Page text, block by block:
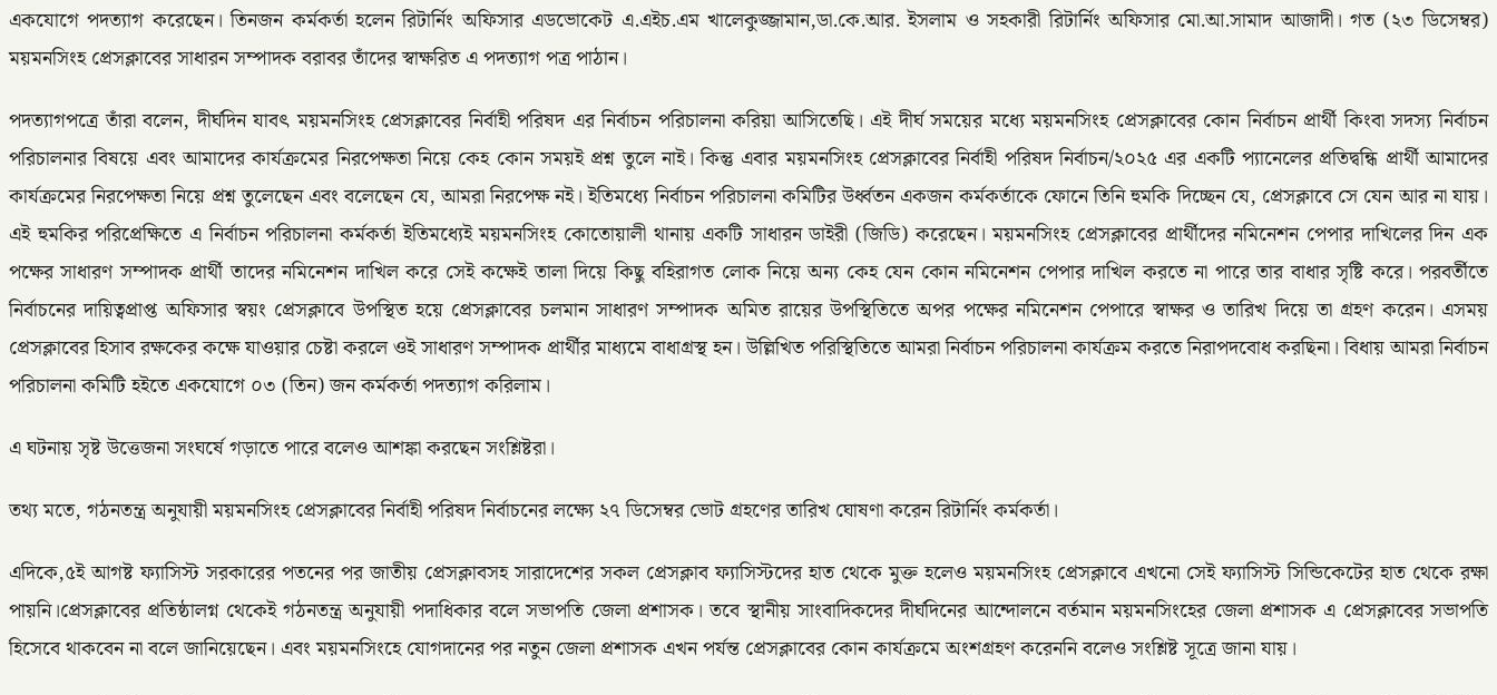
একযোগে পদত্যাগ করেছেন। তিনজন কর্মকর্তা হলেন রিটার্নিং অফিসার এডভোকেট এ.এইচ.এম খালেকুজ্জামান,ডা.কে.আর. ইসলাম ও সহকারী রিটার্নিং অফিসার মো.আ.সামাদ আজাদী। গত (২৩ ডিসেম্বর)
ময়মনসিংহ প্রেসক্লাবের সাধারন সম্পাদক বরাবর তাঁদের স্বাক্ষরিত এ পদত্যাগ পত্র পাঠান।
পদত্যাগপত্রে তাঁরা বলেন, দীর্ঘদিন যাবৎ ময়মনসিংহ প্রেসক্লাবের নির্বাহী পরিষদ এর নির্বাচন পরিচালনা করিয়া আসিতেছি। এই দীর্ঘ সময়ের মধ্যে ময়মনসিংহ প্রেসক্লাবের কোন নির্বাচন প্রার্থী কিংবা সদস্য নির্বাচন
পরিচালনার বিষয়ে এবং আমাদের কার্যক্রমের নিরপেক্ষতা নিয়ে কেহ কোন সময়ই প্রশ্ন তুলে নাই। কিন্তু এবার ময়মনসিংহ প্রেসক্লাবের নির্বাহী পরিষদ নির্বাচন/২০২৫ এর একটি প্যানেলের প্রতিদ্বন্ধি প্রার্থী আমাদের
কার্যক্রমের নিরপেক্ষতা নিয়ে প্রশ্ন তুলেছেন এবং বলেছেন যে, আমরা নিরপেক্ষ নই। ইতিমধ্যে নির্বাচন পরিচালনা কমিটির উর্ধ্বতন একজন কর্মকর্তাকে ফোনে তিনি হুমকি দিচ্ছেন যে, প্রেসক্লাবে সে যেন আর না যায়।
এই হুমকির পরিপ্রেক্ষিতে এ নির্বাচন পরিচালনা কর্মকর্তা ইতিমধ্যেই ময়মনসিংহ কোতোয়ালী থানায় একটি সাধারন ডাইরী (জিডি) করেছেন। ময়মনসিংহ প্রেসক্লাবের প্রার্থীদের নমিনেশন পেপার দাখিলের দিন এক
পক্ষের সাধারণ সম্পাদক প্রার্থী তাদের নমিনেশন দাখিল করে সেই কক্ষেই তালা দিয়ে কিছু বহিরাগত লোক নিয়ে অন্য কেহ যেন কোন নমিনেশন পেপার দাখিল করতে না পারে তার বাধার সৃষ্টি করে। পরবর্তীতে
নির্বাচনের দায়িত্বপ্রাপ্ত অফিসার স্বয়ং প্রেসক্লাবে উপস্থিত হয়ে প্রেসক্লাবের চলমান সাধারণ সম্পাদক অমিত রায়ের উপস্থিতিতে অপর পক্ষের নমিনেশন পেপারে স্বাক্ষর ও তারিখ দিয়ে তা গ্রহণ করেন। এসময়
প্রেসক্লাবের হিসাব রক্ষকের কক্ষে যাওয়ার চেষ্টা করলে ওই সাধারণ সম্পাদক প্রার্থীর মাধ্যমে বাধাগ্রস্থ হন। উল্লিখিত পরিস্থিতিতে আমরা নির্বাচন পরিচালনা কার্যক্রম করতে নিরাপদবোধ করছিনা। বিধায় আমরা নির্বাচন
পরিচালনা কমিটি হইতে একযোগে ০৩ (তিন) জন কর্মকর্তা পদত্যাগ করিলাম।
এ ঘটনায় সৃষ্ট উত্তেজনা সংঘর্ষে গড়াতে পারে বলেও আশঙ্কা করছেন সংশ্লিষ্টরা।
তথ্য মতে, গঠনতন্ত্র অনুযায়ী ময়মনসিংহ প্রেসক্লাবের নির্বাহী পরিষদ নির্বাচনের লক্ষ্যে ২৭ ডিসেম্বর ভোট গ্রহণের তারিখ ঘোষণা করেন রিটার্নিং কর্মকর্তা।
এদিকে,৫ই আগষ্ট ফ্যাসিস্ট সরকারের পতনের পর জাতীয় প্রেসক্লাবসহ সারাদেশের সকল প্রেসক্লাব ফ্যাসিস্টদের হাত থেকে মুক্ত হলেও ময়মনসিংহ প্রেসক্লাবে এখনো সেই ফ্যাসিস্ট সিন্ডিকেটের হাত থেকে রক্ষা
পায়নি।প্রেসক্লাবের প্রতিষ্ঠালগ্ন থেকেই গঠনতন্ত্র অনুযায়ী পদাধিকার বলে সভাপতি জেলা প্রশাসক। তবে স্থানীয় সাংবাদিকদের দীর্ঘদিনের আন্দোলনে বর্তমান ময়মনসিংহের জেলা প্রশাসক এ প্রেসক্লাবের সভাপতি
হিসেবে থাকবেন না বলে জানিয়েছেন। এবং ময়মনসিংহে যোগদানের পর নতুন জেলা প্রশাসক এখন পর্যন্ত প্রেসক্লাবের কোন কার্যক্রমে অংশগ্রহণ করেননি বলেও সংশ্লিষ্ট সূত্রে জানা যায়।